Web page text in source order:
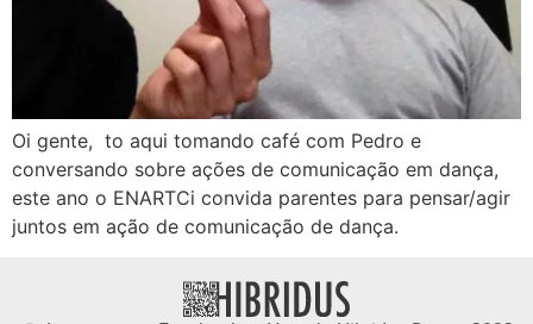
Oi gente, to aqui tomando café com Pedro e
conversando sobre ações de comunicação em dança,
este ano o ENARTCi convida parentes para pensar/agir
juntos em ação de comunicação de dança.